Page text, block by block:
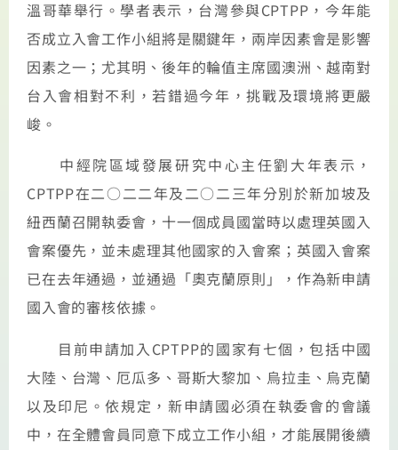
溫哥華舉行。學者表示，台灣參與CPTPP，今年能
否成立入會工作小組將是關鍵年，兩岸因素會是影響
因素之一；尤其明、後年的輪值主席國澳洲、越南對
台入會相對不利，若錯過今年，挑戰及環境將更嚴
峻。
中經院區域發展研究中心主任劉大年表示，
CPTPP在二○二二年及二○二三年分別於新加坡及
紐西蘭召開執委會，十一個成員國當時以處理英國入
會案優先，並未處理其他國家的入會案；英國入會案
已在去年通過，並通過「奧克蘭原則」，作為新申請
國入會的審核依據。
目前申請加入CPTPP的國家有七個，包括中國
大陸、台灣、厄瓜多、哥斯大黎加、烏拉圭、烏克蘭
以及印尼。依規定，新申請國必須在執委會的會議
中，在全體會員同意下成立工作小組，才能展開後續